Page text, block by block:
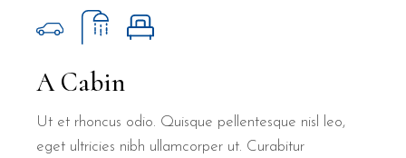
A Cabin
Ut et rhoncus odio. Quisque pellentesque nisl leo,
eget ultricies nibh ullamcorper ut. Curabitur